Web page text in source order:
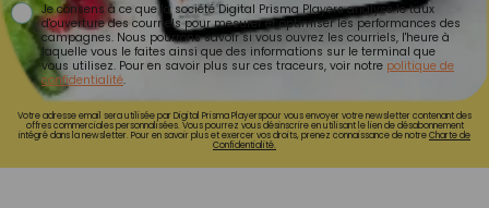
Je consens à ce que la société Digital Prisma Players analyse le taux
d'ouverture des courriels pour mesurer et optimiser les performances des
campagnes. Nous pourrons savoir si vous ouvrez les courriels, l'heure à
laquelle vous le faites ainsi que des informations sur le terminal que
vous utilisez. Pour en savoir plus sur ces traceurs, voir notre politique de
confidentialité.
Votre adresse email sera utilisée par Digital Prisma Playerspour vous envoyer votre newsletter contenant des
offres commerciales personnalisées. Vous pourrez vous désinscrire en utilisant le lien de désabonnement
intégré dans la newsletter. Pour en savoir plus et exercer vos droits, prenez connaissance de notreCharte de
Confidentialité.